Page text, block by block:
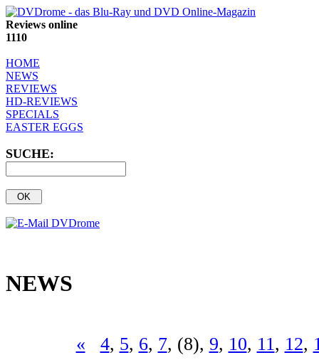
Reviews online
1110
HOME
NEWS
REVIEWS
HD-REVIEWS
SPECIALS
EASTER EGGS
SUCHE:
NEWS
« 4, 5, 6, 7, (8), 9, 10, 11, 12,